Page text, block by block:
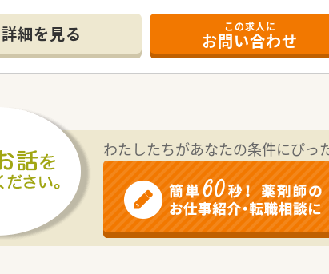
め、新たに管理薬剤師としてご活躍いただける方を急
ら、共感を持って優しく丁寧に対応できるコミュニケ
民の方々と良好な関係を築きながら地域医療に貢献
り、地域包括ケアシステムの一翼を担う重要な役割を果
を活用した高度な在宅支援を行うなど、専門性の高い
おり、患者様の健康な生活をトータルでサポートする
での調剤経験を十分に活かして店舗運営の中核を担っ
談可能となっており、経験やスキルに応じて高水準の
る制度があり、上限30万円の引越し手当も支給され
詳細を見る この求人に
お問い合わせ
わたしたちがあなたの条件にぴっ